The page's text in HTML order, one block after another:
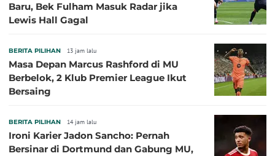
Baru, Bek Fulham Masuk Radar jika
Lewis Hall Gagal
BERITA PILIHAN 13 jam lalu
Masa Depan Marcus Rashford di MU
Berbelok, 2 Klub Premier League Ikut
Bersaing
BERITA PILIHAN 14 jam lalu
Ironi Karier Jadon Sancho: Pernah
Bersinar di Dortmund dan Gabung MU,